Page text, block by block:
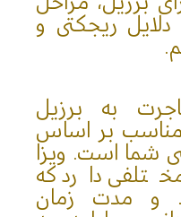
دلایل ریجکتی و
به برزیل
مناسب بر اساس
شما است. ویزا
دارد که
و مدت زمان